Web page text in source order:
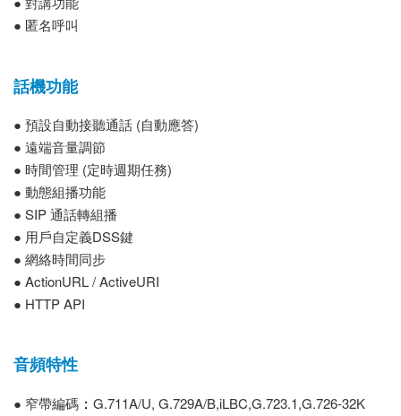
● 匿名呼叫
話機功能
● 預設自動接聽通話 (自動應答)
● 遠端音量調節
● 時間管理 (定時週期任務)
● 動態組播功能
● SIP 通話轉組播
● 用戶自定義DSS鍵
● 網絡時間同步
● ActionURL / ActiveURI
● HTTP API
音頻特性
● 窄帶編碼 ： G.711A/U, G.729A/B,iLBC,G.723.1,G.726-32K